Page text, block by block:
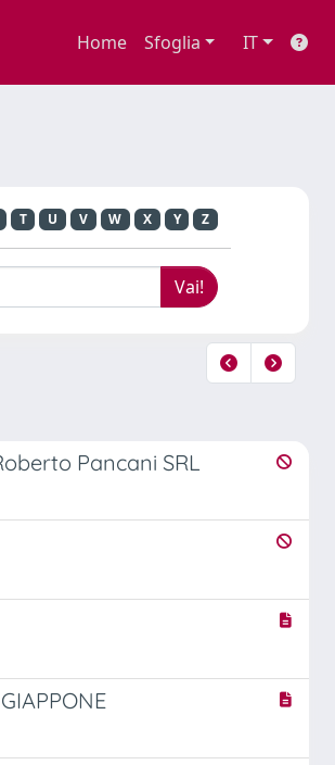
Home Sfoglia IT
T U V W X Y Z
Pancani SRL